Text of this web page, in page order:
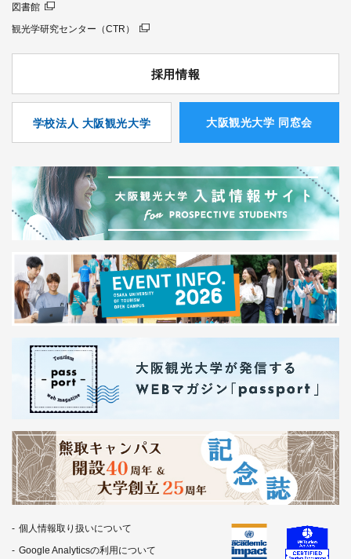
図書館
観光学研究センター（CTR）
採用情報
学校法人 大阪観光大学 ⼤阪観光⼤学 同窓会
個人情報取り扱いについて
Google Analyticsの利用について